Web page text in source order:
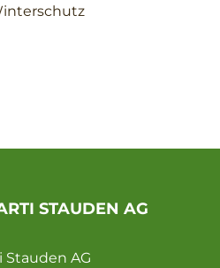
STAUDEN AG
Stauden AG